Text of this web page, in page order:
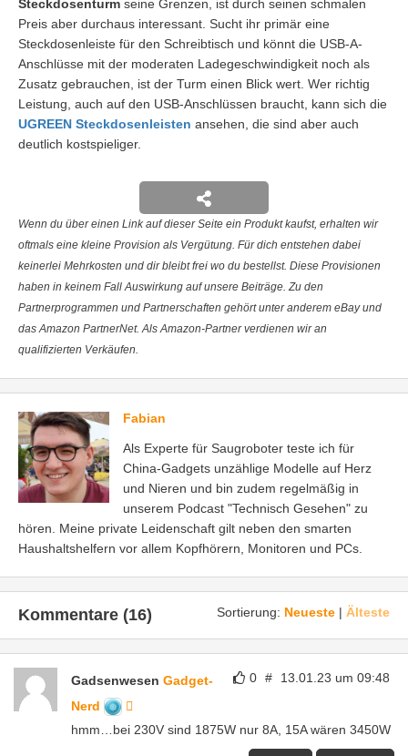
Steckdosenturm seine Grenzen, ist durch seinen schmalen
Preis aber durchaus interessant. Sucht ihr primär eine
Steckdosenleiste für den Schreibtisch und könnt die USB-A-
Anschlüsse mit der moderaten Ladegeschwindigkeit noch als
Zusatz gebrauchen, ist der Turm einen Blick wert. Wer richtig
Leistung, auch auf den USB-Anschlüssen braucht, kann sich die
UGREEN Steckdosenleisten ansehen, die sind aber auch
deutlich kostspieliger.
Wenn du über einen Link auf dieser Seite ein Produkt kaufst, erhalten wir
oftmals eine kleine Provision als Vergütung. Für dich entstehen dabei
keinerlei Mehrkosten und dir bleibt frei wo du bestellst. Diese Provisionen
haben in keinem Fall Auswirkung auf unsere Beiträge. Zu den
Partnerprogrammen und Partnerschaften gehört unter anderem eBay und
das Amazon PartnerNet. Als Amazon-Partner verdienen wir an
qualifizierten Verkäufen.
Fabian
Als Experte für Saugroboter teste ich für
China-Gadgets unzählige Modelle auf Herz
und Nieren und bin zudem regelmäßig in
unserem Podcast "Technisch Gesehen" zu
hören. Meine private Leidenschaft gilt neben den smarten
Haushaltshelfern vor allem Kopfhörern, Monitoren und PCs.
Sortierung: Neueste | Älteste
Kommentare (16)
0 # 13.01.23 um 09:48
Gadsenwesen Gadget-
Nerd
hmm…bei 230V sind 1875W nur 8A, 15A wären 3450W